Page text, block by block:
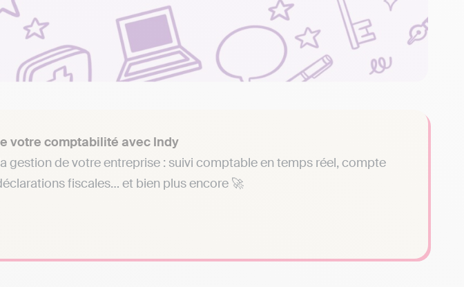
votre comptabilité avec Indy
gestion de votre entreprise : suivi comptable en temps réel, compte
fiscales… et bien plus encore 🚀